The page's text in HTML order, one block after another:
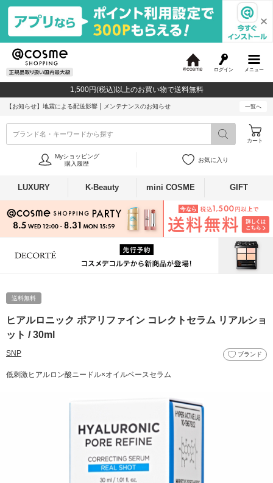
メニュー
ログイン
c
o
1,500円(税込)以上のお買い物で送料無料
【お知らせ】 地震による配送影響 メンテナンスのお知らせ 一覧へ
ブランド名・キーワードから探す
カート
Myショッピング
購入履歴
お気に入り
LUXURY K-Beauty mini COSME GIFT
送料無料
ヒアルロニック ポアリファイン コレクトセラム リアルショ
ット / 30ml
SNP ブランド
低刺激ヒアルロン酸ニードル×オイルベースセラム